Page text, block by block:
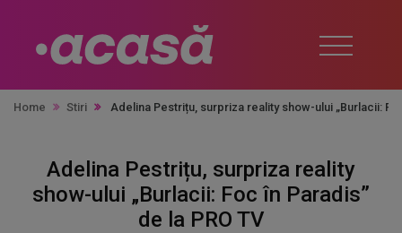
Home Stiri Adelina Pestrițu, surpriza reality show-ului „Burlacii:
Adelina Pestrițu, surpriza reality
show-ului „Burlacii: Foc în Paradis”
de la PRO TV